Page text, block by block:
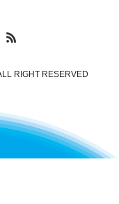
RIGHT RESERVED